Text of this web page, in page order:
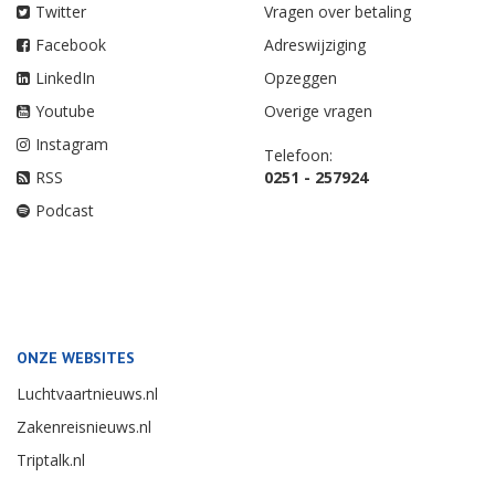
Twitter
Facebook
LinkedIn
Youtube
Instagram
RSS
Podcast
Vragen over betaling
Adreswijziging
Opzeggen
Overige vragen
Telefoon:
0251 - 257924
ONZE WEBSITES
Luchtvaartnieuws.nl
Zakenreisnieuws.nl
Triptalk.nl